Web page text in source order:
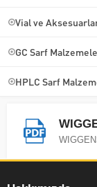
Vial ve
GC Sarf
HPLC Sarf